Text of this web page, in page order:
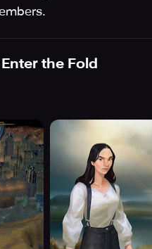
Enter the Fold